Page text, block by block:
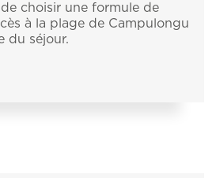
choisir une formule de
à la plage de Campulongu
du séjour.